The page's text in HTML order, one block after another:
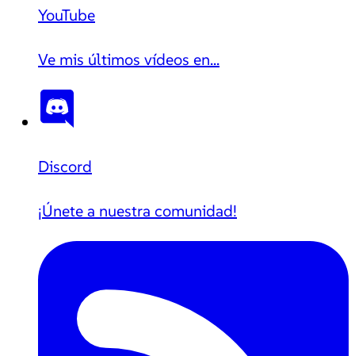
YouTube
Ve mis últimos vídeos en...
Discord
¡Únete a nuestra comunidad!